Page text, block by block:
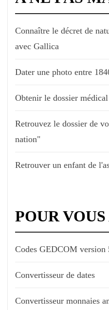
Connaître le décret de
avec Gallica
Dater une photo entre
Obtenir le dossier
Retrouvez le dossier de
nation"
Retrouver un enfant de
POUR
Codes GEDCOM version
Convertisseur de dates
Convertisseur monnaies